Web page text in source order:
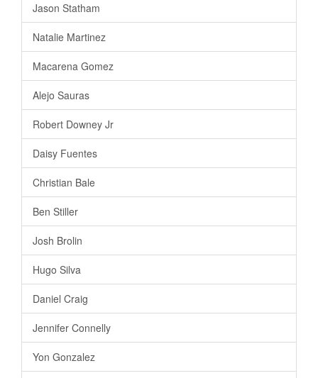
Jason Statham
Natalie Martinez
Macarena Gomez
Alejo Sauras
Robert Downey Jr
Daisy Fuentes
Christian Bale
Ben Stiller
Josh Brolin
Hugo Silva
Daniel Craig
Jennifer Connelly
Yon Gonzalez